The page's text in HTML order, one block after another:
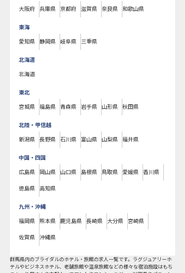
大阪府 兵庫県 京都府 滋賀県 奈良県 和歌山県
東海
愛知県 静岡県 岐阜県 三重県
北海道
北海道
東北
宮城県 福島県 青森県 岩手県 山形県 秋田県
北陸・甲信越
新潟県 長野県 石川県 富山県 山梨県 福井県
中国・四国
広島県 岡山県 山口県 島根県 鳥取県 愛媛県 香川県
徳島県 高知県
九州・沖縄
福岡県 熊本県 鹿児島県 長崎県 大分県 宮崎県
佐賀県 沖縄県
群馬県内のブライダルのホテル・旅館の求人一覧です。ラグジュアリーホ
テルやビジネスホテル、老舗旅館や温泉旅館などの様々な宿泊施設はもち